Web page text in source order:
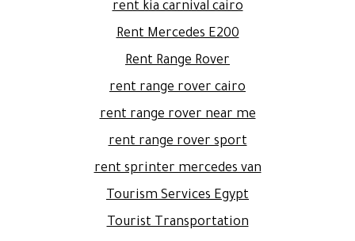
rent kia carnival cairo
Rent Mercedes E200
Rent Range Rover
rent range rover cairo
rent range rover near me
rent range rover sport
rent sprinter mercedes van
Tourism Services Egypt
Tourist Transportation